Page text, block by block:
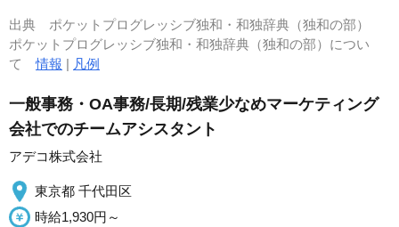
出典 ポケットプログレッシブ独和・和独辞典（独和の部）
ポケットプログレッシブ独和・和独辞典（独和の部）につい
て情報 | 凡例
一般事務・OA事務/長期/残業少なめマーケティング
会社でのチームアシスタント
アデコ株式会社
東京都 千代田区
時給1,930円～